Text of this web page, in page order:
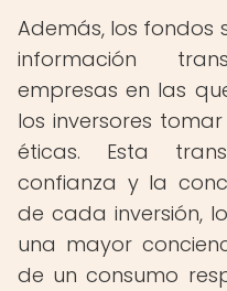
Además, los fondos
información
empresas en las
los inversores
éticas. Esta
confianza y la
de cada inversión,
una mayor
de un consumo